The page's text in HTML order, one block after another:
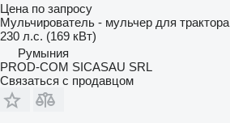
Цена по запросу
Мульчирователь - мульчер для трактора
230 л.с. (169 кВт)
Румыния
PROD-COM SICASAU SRL
Связаться с продавцом